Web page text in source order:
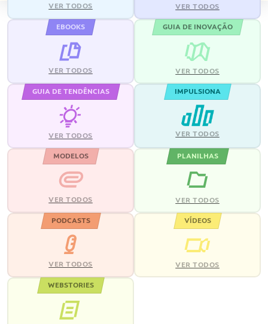
VER TODOS VER TODOS
EBOOKS
VER TODOS
GUIA DE INOVAÇÃO
VER TODOS
GUIA DE TENDÊNCIAS
VER TODOS
IMPULSIONA
VER TODOS
MODELOS
VER TODOS
PLANILHAS
VER TODOS
PODCASTS
VER TODOS
VÍDEOS
VER TODOS
WEBSTORIES